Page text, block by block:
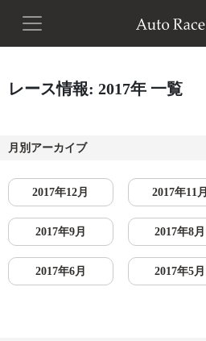
レース情報: 2017年 一覧
月別アーカイブ
2017年12月 2017年11月
2017年9月 2017年8月
2017年6月 2017年5月